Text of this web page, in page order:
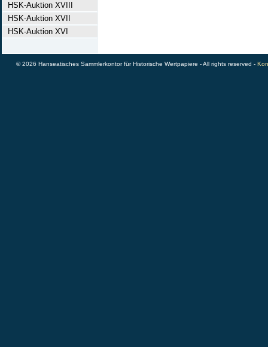
HSK-Auktion XVIII
HSK-Auktion XVII
HSK-Auktion XVI
© 2026 Hanseatisches Sammlerkontor für Historische Wertpapiere - All rights reserved -